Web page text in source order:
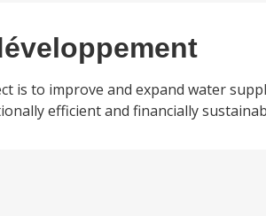
is to improve and expand water
efficient and financially